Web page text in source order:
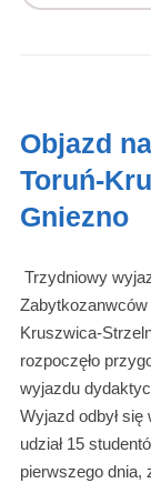
Objazd
Toruń-
Gniezno
Trzydniowy
Kruszwica-
rozpoczęło
wyjazdu
Wyjazd odbył się
udział 15
pierwszego dnia,